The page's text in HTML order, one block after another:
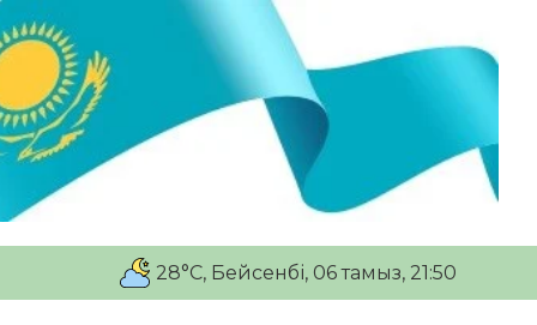
28°C, Бейсенбі, 06 тамыз, 21:50